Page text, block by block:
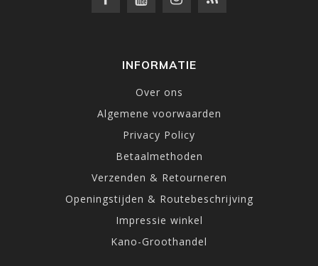
INFORMATIE
Over ons
Algemene voorwaarden
Privacy Policy
Betaalmethoden
Verzenden & Retourneren
Openingstijden & Routebeschrijving
Impressie winkel
Kano-Groothandel